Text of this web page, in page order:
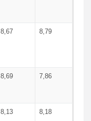
8,67 8,79
8,69 7,86
8,13 8,18